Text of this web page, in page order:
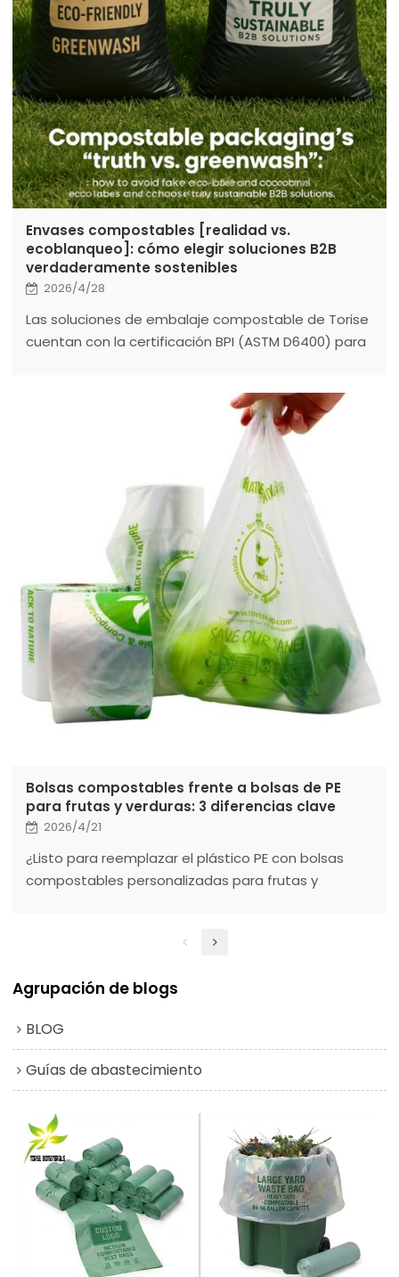
Envases compostables [realidad vs.
ecoblanqueo]: cómo elegir soluciones B2B
verdaderamente sostenibles
2026/4/28
Las soluciones de embalaje compostable de Torise
cuentan con la certificación BPI (ASTM D6400) para
cumplimiento de la normativa de la UE y el
reconocimiento del logotipo Seedling.
Bolsas compostables frente a bolsas de PE
para frutas y verduras: 3 diferencias clave
2026/4/21
¿Listo para reemplazar el plástico PE con bolsas
compostables personalizadas para frutas y
Agrupación de blogs
BLOG
Guías de abastecimiento